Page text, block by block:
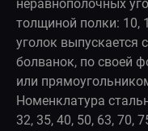
неравнополочных
толщиной полки: 10,
уголок выпускается
болванок, по своей
или
Номенклатура
32, 35, 40, 50, 63, 70,